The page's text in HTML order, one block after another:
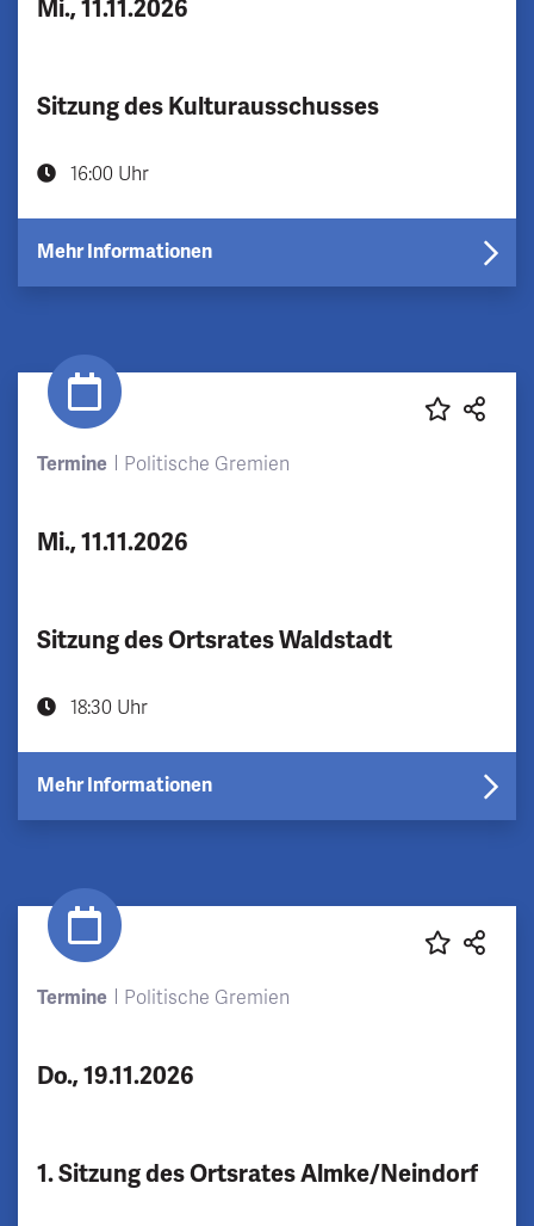
Mi., 11.11.2026
Sitzung des Kulturausschusses
16:00 Uhr
Mehr Informationen
Termine Politische Gremien
Mi., 11.11.2026
Sitzung des Ortsrates Waldstadt
18:30 Uhr
Mehr Informationen
Termine Politische Gremien
Do., 19.11.2026
1. Sitzung des Ortsrates Almke/Neindorf